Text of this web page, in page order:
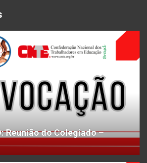
Reunião do Colegiado –